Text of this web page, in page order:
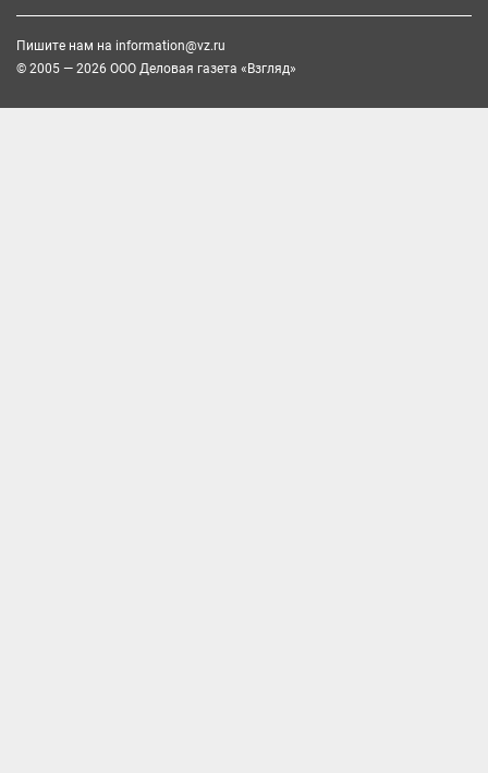
Пишите нам на information@vz.ru
© 2005 — 2026 ООО Деловая газета «Взгляд»